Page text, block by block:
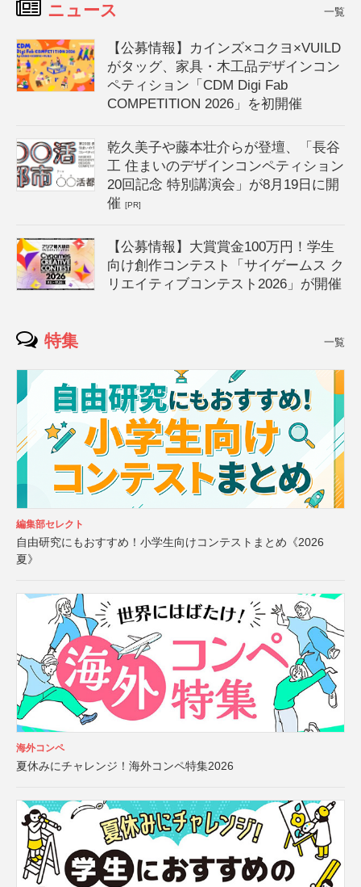
ニュース 一覧
【公募情報】カインズ×コクヨ×VUILD
がタッグ、家具・木工品デザインコン
ペティション「CDM Digi Fab
COMPETITION 2026」を初開催
乾久美子や藤本壮介らが登壇、「長谷
工 住まいのデザインコンペティション
20回記念 特別講演会」が8月19日に開
催[PR]
【公募情報】大賞賞金100万円！学生
向け創作コンテスト「サイゲームス ク
リエイティブコンテスト2026」が開催
特集 一覧
編集部セレクト
自由研究にもおすすめ！小学生向けコンテストまとめ《2026
夏》
海外コンペ
夏休みにチャレンジ！海外コンペ特集2026